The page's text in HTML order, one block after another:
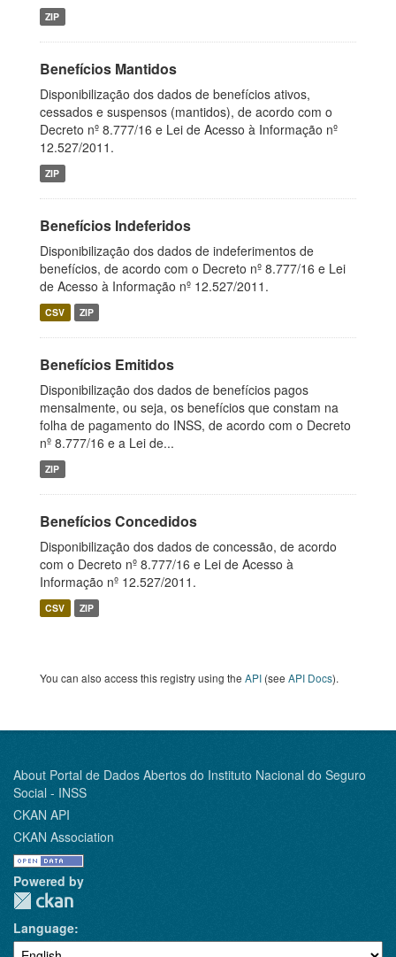
ZIP
Benefícios Mantidos
Disponibilização dos dados de benefícios ativos,
cessados e suspensos (mantidos), de acordo com o
Decreto nº 8.777/16 e Lei de Acesso à Informação nº
12.527/2011.
ZIP
Benefícios Indeferidos
Disponibilização dos dados de indeferimentos de
benefícios, de acordo com o Decreto nº 8.777/16 e Lei
de Acesso à Informação nº 12.527/2011.
CSV ZIP
Benefícios Emitidos
Disponibilização dos dados de benefícios pagos
mensalmente, ou seja, os benefícios que constam na
folha de pagamento do INSS, de acordo com o Decreto
nº 8.777/16 e a Lei de...
ZIP
Benefícios Concedidos
Disponibilização dos dados de concessão, de acordo
com o Decreto nº 8.777/16 e Lei de Acesso à
Informação nº 12.527/2011.
CSV ZIP
You can also access this registry using the API (see API Docs).
About Portal de Dados Abertos do Instituto Nacional do Seguro
Social - INSS
CKAN API
CKAN Association
Powered by
Language